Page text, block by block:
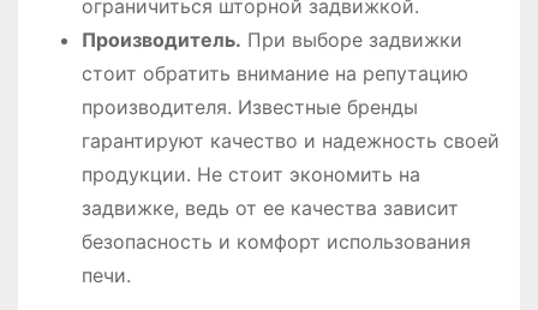
ограничиться шторной задвижкой.
Производитель. При выборе задвижки
стоит обратить внимание на репутацию
производителя. Известные бренды
гарантируют качество и надежность своей
продукции. Не стоит экономить на
задвижке, ведь от ее качества зависит
безопасность и комфорт использования
печи.